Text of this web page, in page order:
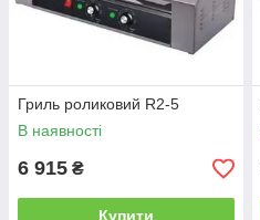
Гриль роликовий R2-5
В наявності
6 915 ₴
Купити